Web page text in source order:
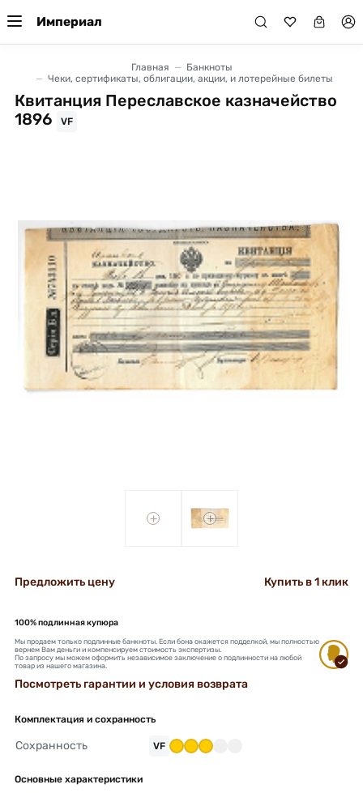
Империал
Главная
Банкноты
Чеки, сертификаты, облигации, акции, и лотерейные билеты
Квитанция Переславское казначейство
1896
VF
+ +
Предложить цену Купить в 1 клик
100% подлинная купюра
Мы продаем только подлинные банкноты. Если бона окажется подделкой, мы полностью
вернем Вам деньги и компенсируем стоимость экспертизы.
По запросу мы можем оформить независимое заключение о подлинности на любой
товар из нашего магазина.
Посмотреть гарантии и условия возврата
Комплектация и сохранность
Сохранность VF
Основные характеристики